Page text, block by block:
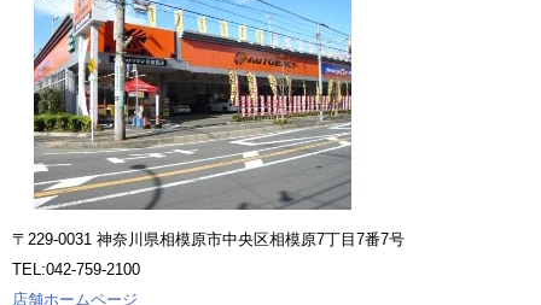
〒229-0031 神奈川県相模原市中央区相模原7丁目7番7号
TEL:042-759-2100
店舗ホームページ